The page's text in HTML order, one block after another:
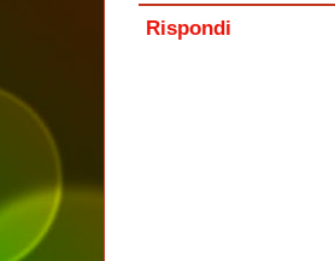
Rispondi